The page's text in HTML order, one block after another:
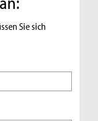
Sie sich